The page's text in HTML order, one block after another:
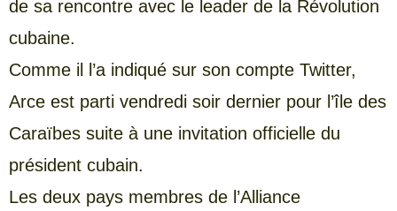
de sa rencontre avec le leader de la Révolution
cubaine.
Comme il l’a indiqué sur son compte Twitter,
Arce est parti vendredi soir dernier pour l’île des
Caraïbes suite à une invitation officielle du
président cubain.
Les deux pays membres de l’Alliance